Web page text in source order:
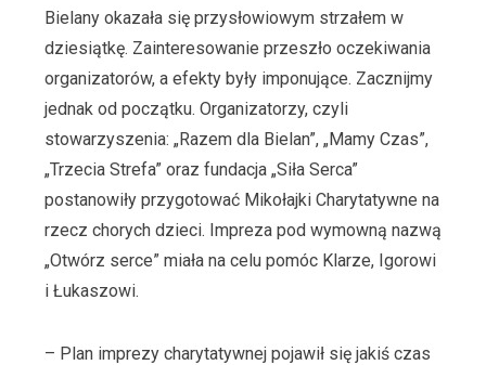
Bielany okazała się przysłowiowym strzałem w
dziesiątkę. Zainteresowanie przeszło oczekiwania
organizatorów, a efekty były imponujące. Zacznijmy
jednak od początku. Organizatorzy, czyli
stowarzyszenia: „Razem dla Bielan”, „Mamy Czas”,
„Trzecia Strefa” oraz fundacja „Siła Serca”
postanowiły przygotować Mikołajki Charytatywne na
rzecz chorych dzieci. Impreza pod wymowną nazwą
„Otwórz serce” miała na celu pomóc Klarze, Igorowi
i Łukaszowi.
– Plan imprezy charytatywnej pojawił się jakiś czas